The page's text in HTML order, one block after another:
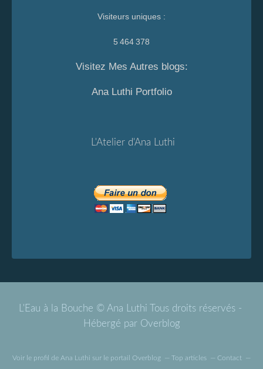
Visiteurs uniques :
5 464 378
Visitez Mes Autres blogs:
Ana Luthi Portfolio
L'Atelier d'Ana Luthi
L'Eau à la Bouche © Ana Luthi Tous droits réservés -
Hébergé par Overblog
Voir le profil de Ana Luthi sur le portail Overblog Top articles Contact